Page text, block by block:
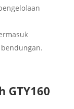
GTY160